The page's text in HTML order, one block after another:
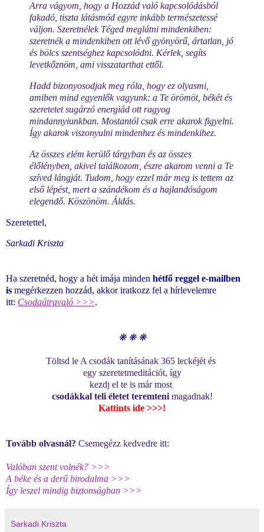
Arra vágyom, hogy a Hozzád való kapcsolódásból
fakadó, tiszta látásmód egyre inkább természetessé
váljon. Szeretnélek Téged meglátni mindenkiben:
szeretnék a mindenkiben ott lévő gyönyörű, ártatlan, jó
és bölcs szentséghez kapcsolódni. Kérlek, segíts
levetkőznöm, ami visszatarthat ettől.
Hadd bizonyosodjak meg róla, hogy ez olyasmi,
amiben mind egyenlők vagyunk: a Te örömöt, békét és
szeretetet sugárzó energiád ott ragyog
mindannyiunkban. Mostantól csak erre akarok figyelni.
Így akarok viszonyulni mindenhez és mindenkihez.
Az összes elém kerülő tárgyban és az összes
élőlényben, akivel találkozom, észre akarom venni a Te
szíved lángját. Tudom, hogy ezzel már meg is tettem az
első lépést, mert a szándékom és a hajlandóságom
elegendő. Köszönöm. Áldás.
Szeretettel,
Sarkadi Kriszta
Ha szeretnéd, hogy a hét imája minden hétfő reggel e-mailben
is megérkezzen hozzád, akkor iratkozz fel a hírlevelemre
itt: Csodaútravaló >>>.
❋ ❋ ❋
Töltsd le A csodák tanításának 365 leckéjét és
egy szeretetmeditációt, így
kezdj el te is már most
csodákkal teli életet teremteni magadnak!
Kattints ide >>>!
Tovább olvasnál? Csemegézz kedvedre itt:
Valóban szent volnék? >>>
A béke és a derű birodalma >>>
Így leszel mindig biztonságban >>>
Sarkadi Kriszta